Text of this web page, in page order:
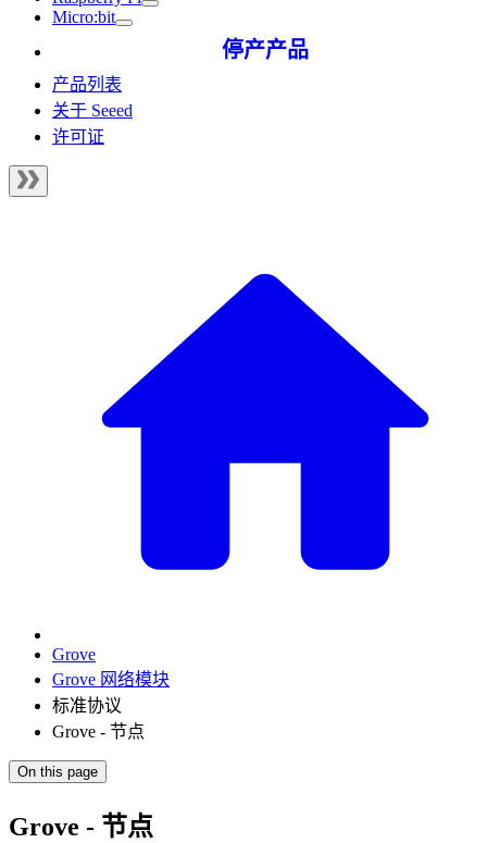
Micro:bit
停产产品
产品列表
关于 Seeed
许可证
Grove
Grove 网络模块
标准协议
Grove - 节点
On this page
Grove - 节点